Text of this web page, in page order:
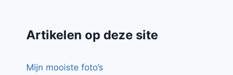
Artikelen op deze site
Mijn mooiste foto’s